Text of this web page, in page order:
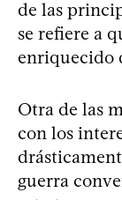
de las
se refiere a
enriquecido
Otra de las
con los
guerra